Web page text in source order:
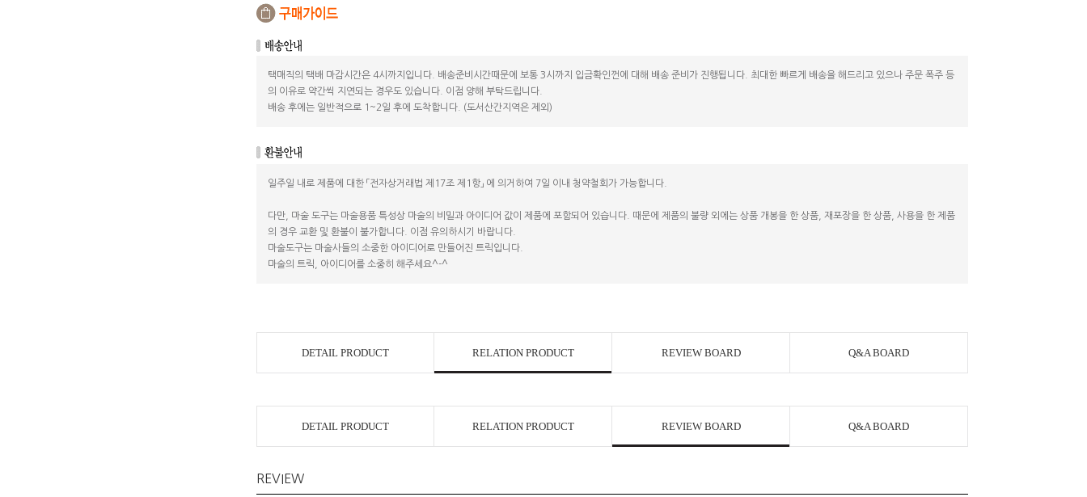
택매직의 택배 마감시간은 4시까지입니다. 배송준비시간때문에 보통 3시까지 입금확인껀에 대해 배송 준비가 진행됩니다. 최대한 빠르게 배송을 해드리고 있으나 주문 폭주 등
의 이유로 약간씩 지연되는 경우도 있습니다. 이점 양해 부탁드립니다.
배송 후에는 일반적으로 1~2일 후에 도착합니다. (도서산간지역은 제외)
일주일 내로 제품에 대한 「전자상거래법 제17조 제1항」 에 의거하여 7일 이내 청약철회가 가능합니다.
다만, 마술 도구는 마술용품 특성상 마술의 비밀과 아이디어 값이 제품에 포함되어 있습니다. 때문에 제품의 불량 외에는 상품 개봉을 한 상품, 재포장을 한 상품, 사용을 한 제품
의 경우 교환 및 환불이 불가합니다. 이점 유의하시기 바랍니다.
마술도구는 마술사들의 소중한 아이디어로 만들어진 트릭입니다.
마술의 트릭, 아이디어를 소중히 해주세요^-^
DETAIL PRODUCT RELATION PRODUCT REVIEW BOARD Q&A BOARD
DETAIL PRODUCT RELATION PRODUCT REVIEW BOARD Q&A BOARD
REVIEW